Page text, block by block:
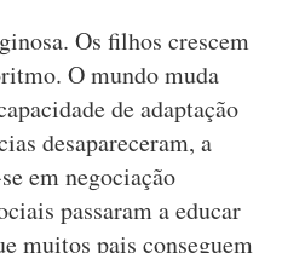
Os filhos crescem
O mundo muda
de adaptação
desapareceram, a
em negociação
passaram a educar
muitos pais conseguem